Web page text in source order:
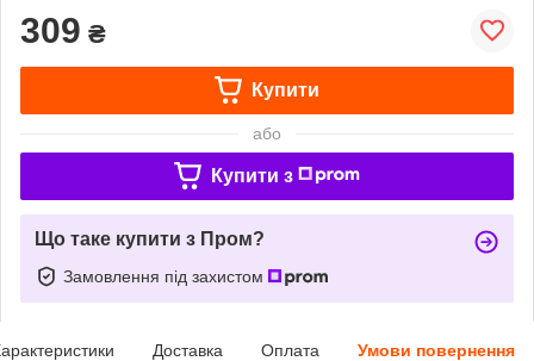
309 ₴
Купити
або
Купити з
Що таке купити з Пром?
Замовлення під захистом
Доставка Оплата Умови повернення